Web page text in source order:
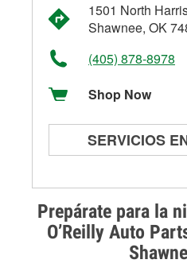
Prepárate para la
O’Reilly Auto
1501 North
Shawnee, OK
(405) 878-8978
Shop Now
SERVICIOS
Prueba de
arrancadores
Revisión de la